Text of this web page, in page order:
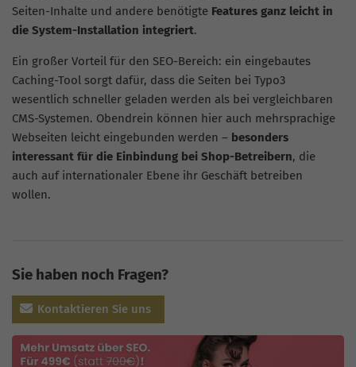
Seiten-Inhalte und andere benötigte Features ganz leicht in
die System-Installation integriert.
Ein großer Vorteil für den SEO-Bereich: ein eingebautes
Caching-Tool sorgt dafür, dass die Seiten bei Typo3
wesentlich schneller geladen werden als bei vergleichbaren
CMS-Systemen. Obendrein können hier auch mehrsprachige
Webseiten leicht eingebunden werden – besonders
interessant für die Einbindung bei Shop-Betreibern, die
auch auf internationaler Ebene ihr Geschäft betreiben
wollen.
Sie haben noch Fragen?
Kontaktieren Sie uns